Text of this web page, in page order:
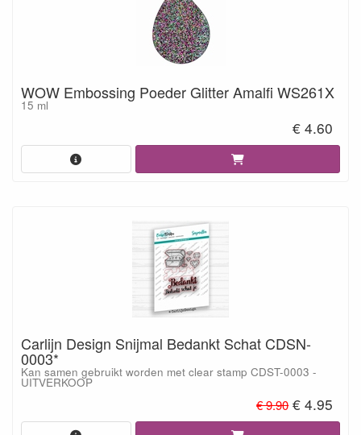
WOW Embossing Poeder Glitter Amalfi WS261X
15 ml
€ 4.60
Carlijn Design Snijmal Bedankt Schat CDSN-
0003*
Kan samen gebruikt worden met clear stamp CDST-0003 -
UITVERKOOP
€ 9.90€ 4.95